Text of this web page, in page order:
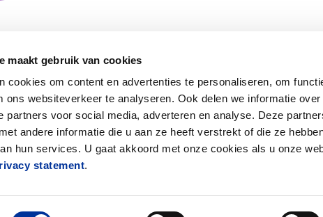
maakt gebruik van cookies
cookies om content en advertenties te personaliseren, om
ons websiteverkeer te analyseren. Ook delen we informatie
partners voor social media, adverteren en analyse. Deze
andere informatie die u aan ze heeft verstrekt of die ze
hun services. U gaat akkoord met onze cookies als u onze
statement.
Information in English